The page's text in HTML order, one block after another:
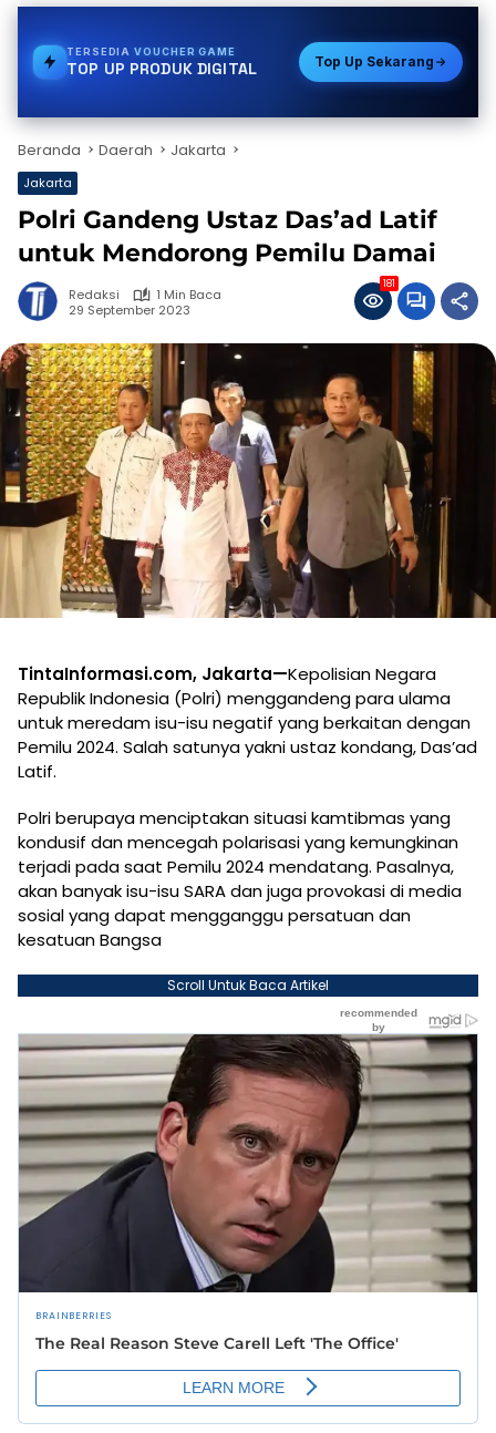
TERSEDIAE-WALLET
TOP UP PRODUK DIGITAL Top Up Sekarang
Beranda Daerah Jakarta
Jakarta
Polri Gandeng Ustaz Das’ad Latif
untuk Mendorong Pemilu Damai
Redaksi
1 Min Baca
29 September 2023
181
TintaInformasi.com, Jakarta—Kepolisian Negara
Republik Indonesia (Polri) menggandeng para ulama
untuk meredam isu-isu negatif yang berkaitan dengan
Pemilu 2024. Salah satunya yakni ustaz kondang, Das’ad
Latif.
Polri berupaya menciptakan situasi kamtibmas yang
kondusif dan mencegah polarisasi yang kemungkinan
terjadi pada saat Pemilu 2024 mendatang. Pasalnya,
akan banyak isu-isu SARA dan juga provokasi di media
sosial yang dapat mengganggu persatuan dan
kesatuan Bangsa
Scroll Untuk Baca Artikel